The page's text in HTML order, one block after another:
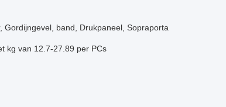
band, Drukpaneel, Sopraporta
kg van 12.7-27.89 per PCs